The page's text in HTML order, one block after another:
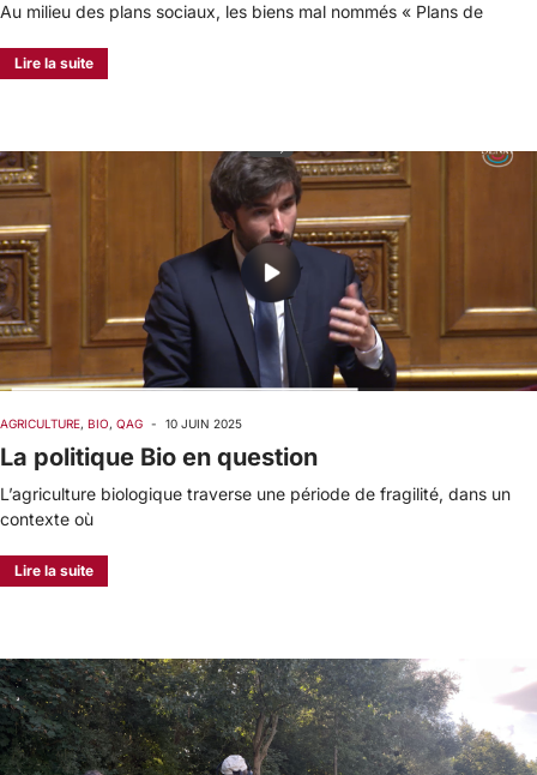
Au milieu des plans sociaux, les biens mal nommés « Plans de
Lire la suite
AGRICULTURE, BIO, QAG - 10 JUIN 2025
La politique Bio en question
L’agriculture biologique traverse une période de fragilité, dans un
contexte où
Lire la suite